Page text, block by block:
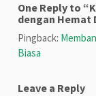
One Reply to
dengan Hemat
Pingback:
Biasa
Leave a Reply